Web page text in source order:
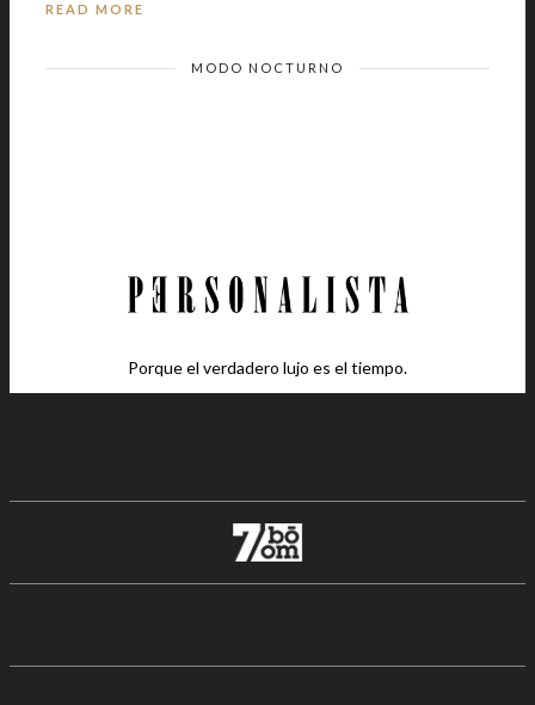
READ MORE
MODO NOCTURNO
Porque el verdadero lujo es el tiempo.